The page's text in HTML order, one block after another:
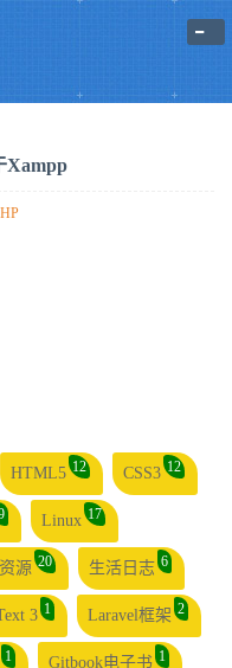
-
Xampp
HTML5 12 CSS3 12
Linux 17
源 20 生活日志 6
3 1 Laravel框架 2
1 Gitbook电子书 1